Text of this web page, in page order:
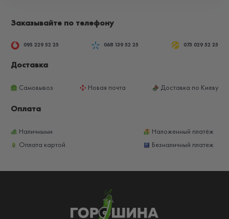
Заказывайте по телефону
095 229 52 25 068 139 52 25 073 029 52 25
Доставка
Самовывоз Новая почта Доставка по Киеву
Оплата
Наличными
Наложенный платёж
Оплата картой
Безналичный платеж